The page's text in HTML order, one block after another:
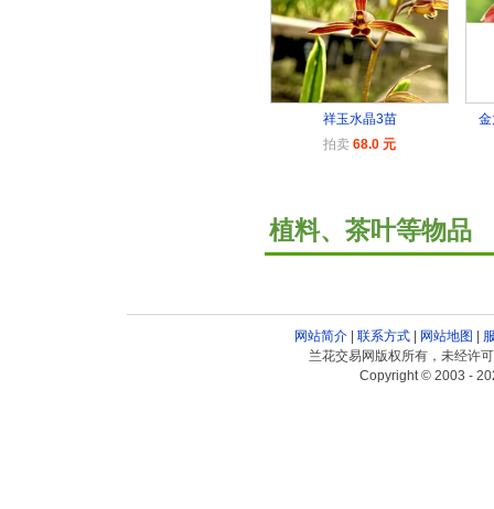
祥玉水晶3苗
拍卖 68.0 元
植料、茶叶等物品
网站简介| 联系方式| 网站地图 |
兰花交易网版权所有，未经许
Copyright © 2003 -